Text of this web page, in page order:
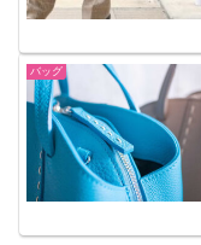
バッグ